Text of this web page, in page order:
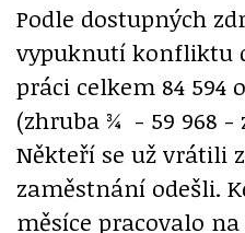
Podle dostupných
vypuknutí konfliktu
práci celkem 84 594
(zhruba ¾ - 59 968 -
Někteří se už vrátili
zaměstnání odešli.
měsíce pracovalo na